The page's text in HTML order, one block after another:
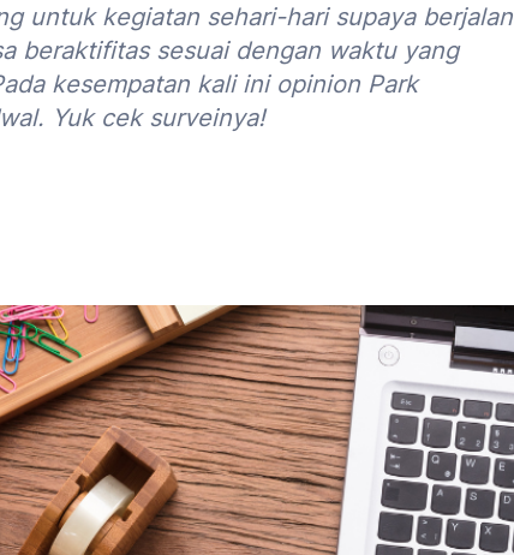
untuk kegiatan sehari-hari supaya berjalan
beraktifitas sesuai dengan waktu yang
kesempatan kali ini opinion Park
Yuk cek surveinya!